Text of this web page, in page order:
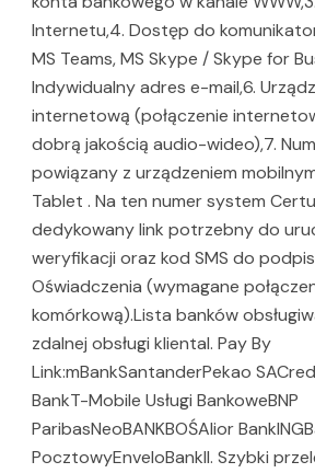
Internetu,4. Dostęp do
MS Teams, MS Skype / Skype for
Indywidualny adres e-mail,6.
internetową (połączenie
dobrą jakością audio-wideo),7.
powiązany z urządzeniem
Tablet . Na ten numer system
dedykowany link potrzebny do
weryfikacji oraz kod SMS do
Oświadczenia (wymagane
komórkową).Lista banków
zdalnej obsługi klientaI. Pay By
Link:mBankSantanderPekao
BankT-Mobile Usługi BankoweBNP
ParibasNeoBANKBOŚAlior
PocztowyEnveloBankII. Szybki